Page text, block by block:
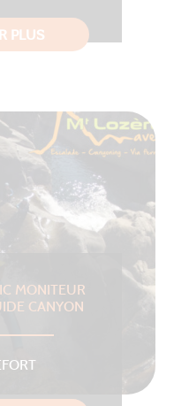
PLUS
MONITEUR
CANYON